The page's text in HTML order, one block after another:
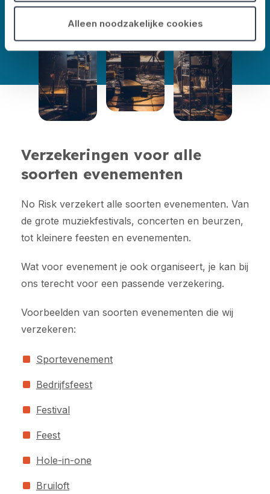
Alleen noodzakelijke cookies
Verzekeringen voor alle
soorten evenementen
No Risk verzekert alle soorten evenementen. Van
de grote muziekfestivals, concerten en beurzen,
tot kleinere feesten en evenementen.
Wat voor evenement je ook organiseert, je kan bij
ons terecht voor een passende verzekering.
Voorbeelden van soorten evenementen die wij
verzekeren:
Sportevenement
Bedrijfsfeest
Festival
Feest
Hole-in-one
Bruiloft